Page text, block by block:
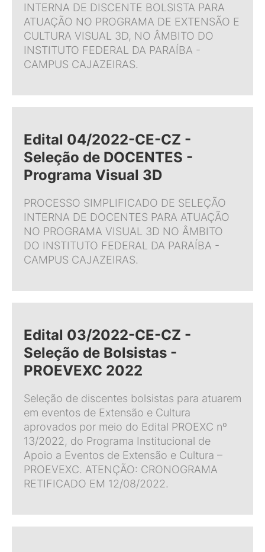
INTERNA DE DISCENTE BOLSISTA PARA
ATUAÇÃO NO PROGRAMA DE EXTENSÃO E
CULTURA VISUAL 3D, NO ÂMBITO DO
INSTITUTO FEDERAL DA PARAÍBA -
CAMPUS CAJAZEIRAS.
Edital 04/2022-CE-CZ -
Seleção de DOCENTES -
Programa Visual 3D
PROCESSO SIMPLIFICADO DE SELEÇÃO
INTERNA DE DOCENTES PARA ATUAÇÃO
NO PROGRAMA VISUAL 3D NO ÂMBITO
DO INSTITUTO FEDERAL DA PARAÍBA -
CAMPUS CAJAZEIRAS.
Edital 03/2022-CE-CZ -
Seleção de Bolsistas -
PROEVEXC 2022
Seleção de discentes bolsistas para atuarem
em eventos de Extensão e Cultura
aprovados por meio do Edital PROEXC nº
13/2022, do Programa Institucional de
Apoio a Eventos de Extensão e Cultura –
PROEVEXC. ATENÇÃO: CRONOGRAMA
RETIFICADO EM 12/08/2022.